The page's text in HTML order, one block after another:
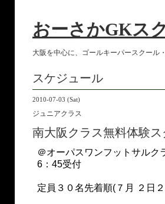
おーさかGKス
大阪を中心に、ゴールキーパースクール
スケジュール
2010-07-03 (Sat)
ジュニアクラス
南大阪クラス無料体験ス
＠オーパスワンフットサルク
6：45受付
定員３０名先着順(７月 ２日